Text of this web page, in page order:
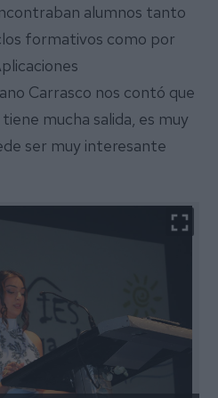
alumnos tanto
formativos como por
Carrasco nos contó que
mucha salida, es muy
ser muy interesante